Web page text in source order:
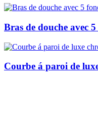
Bras de douche avec
Courbe á paroi de